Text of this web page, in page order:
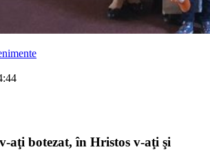
aţi botezat, în Hristos v-aţi şi